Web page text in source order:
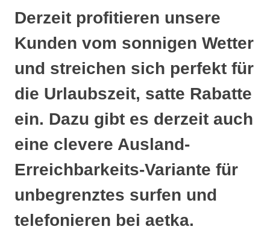
Derzeit profitieren unsere
Kunden vom sonnigen Wetter
und streichen sich perfekt für
die Urlaubszeit, satte Rabatte
ein. Dazu gibt es derzeit auch
eine clevere Ausland-
Erreichbarkeits-Variante für
unbegrenztes surfen und
telefonieren bei aetka.